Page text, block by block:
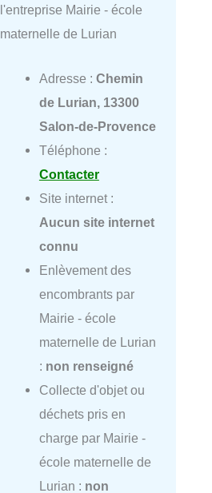
l'entreprise Mairie - école
maternelle de Lurian
Adresse : Chemin
de Lurian, 13300
Salon-de-Provence
Téléphone :
Contacter
Site internet :
Aucun site internet
connu
Enlèvement des
encombrants par
Mairie - école
maternelle de Lurian
: non renseigné
Collecte d'objet ou
déchets pris en
charge par Mairie -
école maternelle de
Lurian : non